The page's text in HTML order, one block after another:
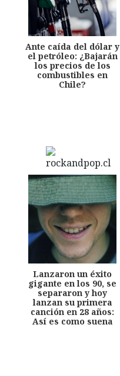
Ante caída del dólar y
el petróleo: ¿Bajarán
los precios de los
combustibles en
Chile?
Lanzaron un éxito
gigante en los 90, se
separaron y hoy
lanzan su primera
canción en 28 años:
Así es como suena